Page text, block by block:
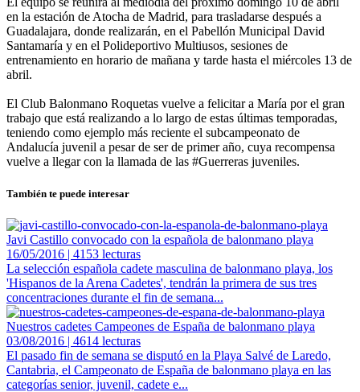
en la estación de Atocha de Madrid, para trasladarse después a
Guadalajara, donde realizarán, en el Pabellón Municipal David
Santamaría y en el Polideportivo Multiusos, sesiones de
entrenamiento en horario de mañana y tarde hasta el miércoles 13 de
abril.
El Club Balonmano Roquetas vuelve a felicitar a María por el gran
trabajo que está realizando a lo largo de estas últimas temporadas,
teniendo como ejemplo más reciente el subcampeonato de
Andalucía juvenil a pesar de ser de primer año, cuya recompensa
vuelve a llegar con la llamada de las #Guerreras juveniles.
También te puede interesar
Javi Castillo convocado con la española de balonmano playa
16/05/2016 | 4153 lecturas
La selección española cadete masculina de balonmano playa, los
'Hispanos de la Arena Cadetes', tendrán la primera de sus tres
concentraciones durante el fin de semana...
Nuestros cadetes Campeones de España de balonmano playa
03/08/2016 | 4614 lecturas
El pasado fin de semana se disputó en la Playa Salvé de Laredo,
Cantabria, el Campeonato de España de balonmano playa en las
categorías senior, juvenil, cadete e...